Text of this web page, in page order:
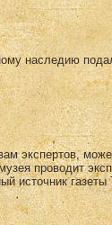
наследию
экспертов,
проводит
источник газеты